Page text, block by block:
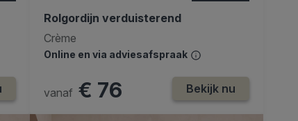
Rolgordijn verduisterend
Crème
Online en via adviesafspraak
vanaf € 76 Bekijk nu